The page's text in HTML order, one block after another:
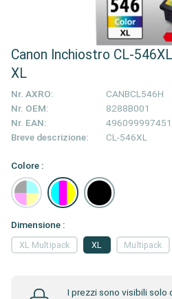
Canon Inchiostro CL-
XL
Nr. AXRO:
CANBCL546H
Nr. OEM:
8288B001
Nr. EAN:
Breve descrizione:
CL-546XL
Colore :
Dimensione :
Multipack
XL
XL Multipack
I prezzi sono visibili solo